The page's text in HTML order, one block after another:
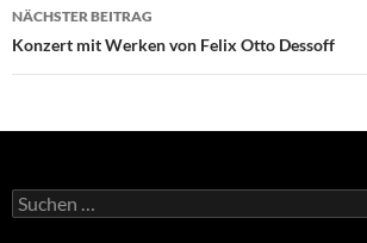
NÄCHSTER BEITRAG
Konzert mit Werken von Felix Otto Dessoff
Suchen
nach: